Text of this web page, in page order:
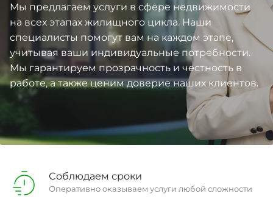
Мы предлагаем услуги в сфере недвижимости
на всех этапах жилищного цикла. Наши
специалисты помогут вам на каждом этапе,
учитывая ваши индивидуальные потребности.
Мы гарантируем прозрачность и честность в
работе, а также ценим доверие наших клиентов.
Соблюдаем сроки
Оперативно оказываем услуги любой сложности